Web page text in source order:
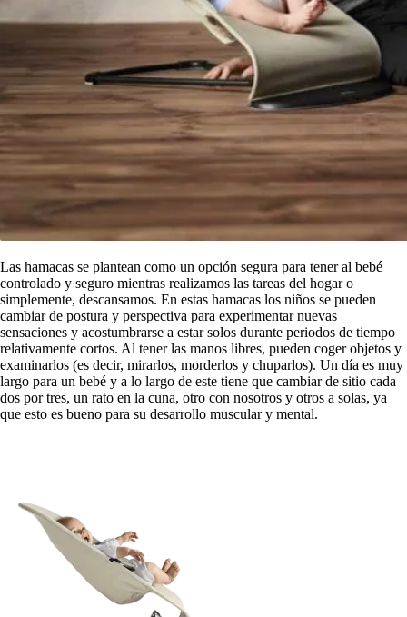
Las hamacas se plantean como un opción segura para tener al bebé
controlado y seguro mientras realizamos las tareas del hogar o
simplemente, descansamos. En estas hamacas los niños se pueden
cambiar de postura y perspectiva para experimentar nuevas
sensaciones y acostumbrarse a estar solos durante periodos de tiempo
relativamente cortos. Al tener las manos libres, pueden coger objetos y
examinarlos (es decir, mirarlos, morderlos y chuparlos). Un día es muy
largo para un bebé y a lo largo de este tiene que cambiar de sitio cada
dos por tres, un rato en la cuna, otro con nosotros y otros a solas, ya
que esto es bueno para su desarrollo muscular y mental.